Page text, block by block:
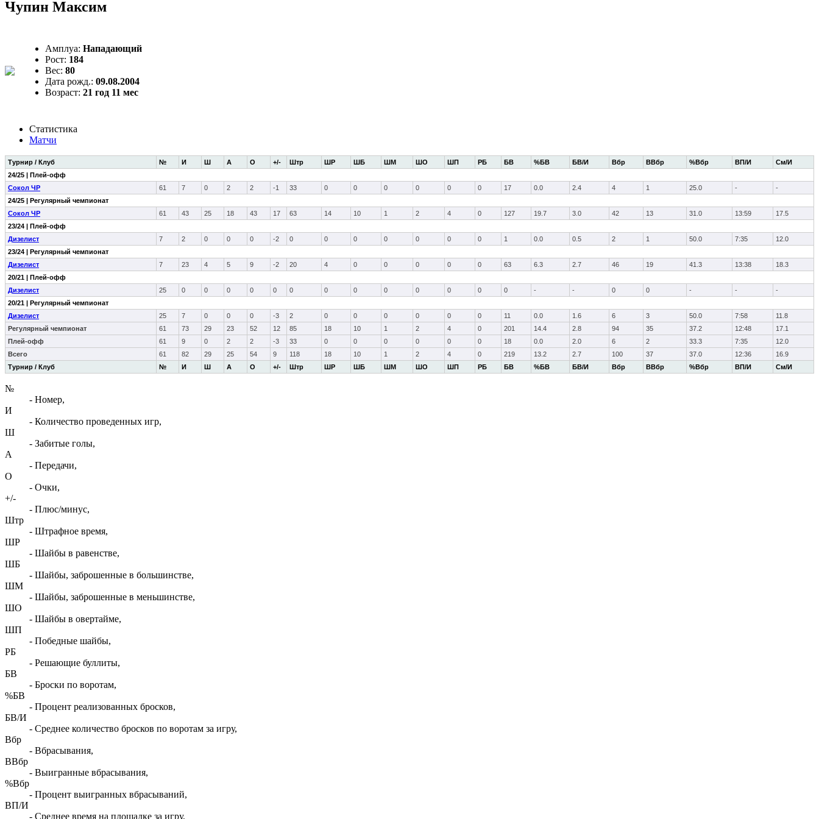
Чупин Максим
Амплуа: Нападающий
Рост: 184
Вес: 80
Дата рожд.: 09.08.2004
Возраст: 21 год 11 мес
Статистика
Матчи
Турнир / Клуб № И Ш А О +/- Штр ШР ШБ ШМ ШО ШП РБ БВ %БВ БВ/И Вбр ВВбр %Вбр ВП/И См/И
Турнир / Клуб № И Ш А О +/- Штр ШР ШБ ШМ ШО ШП РБ БВ %БВ БВ/И Вбр ВВбр %Вбр ВП/И См/И
24/25 | Плей-офф
Сокол ЧР
61 7 0 2 2 -1 33 0 0 0 0 0 0 17 0.0 2.4 4 1 25.0 -
-
24/25 | Регулярный чемпионат
Сокол ЧР
61 43 25 18 43 17 63 14 10 1 2 4 0 127 19.7 3.0 42 13 31.0 13:59
17.5
23/24 | Плей-офф
Дизелист
7 2 0 0 0 -2 0 0 0 0 0 0 0 1 0.0 0.5 2 1 50.0 7:35
12.0
23/24 | Регулярный чемпионат
Дизелист
7 23 4 5 9 -2 20 4 0 0 0 0 0 63 6.3 2.7 46 19 41.3 13:38
18.3
20/21 | Плей-офф
Дизелист
25 0 0 0 0 0 0 0 0 0 0 0 0 0 - - 0 0 - -
-
20/21 | Регулярный чемпионат
Дизелист
25 7 0 0 0 -3 2 0 0 0 0 0 0 11 0.0 1.6 6 3 50.0 7:58
11.8
Регулярный чемпионат
61 73 29 23 52 12 85 18 10 1 2 4 0 201 14.4 2.8 94 35 37.2 12:48
17.1
Плей-офф
61 9 0 2 2 -3 33 0 0 0 0 0 0 18 0.0 2.0 6 2 33.3 7:35
12.0
Всего
61 82 29 25 54 9 118 18 10 1 2 4 0 219 13.2 2.7 100 37 37.0 12:36 16.9
№
- Номер,
И
- Количество проведенных игр,
Ш
- Забитые голы,
А
- Передачи,
О
- Очки,
+/-
- Плюс/минус,
Штр
- Штрафное время,
ШР
- Шайбы в равенстве,
ШБ
- Шайбы, заброшенные в большинстве,
ШМ
- Шайбы, заброшенные в меньшинстве,
ШО
- Шайбы в овертайме,
ШП
- Победные шайбы,
РБ
- Решающие буллиты,
БВ
- Броски по воротам,
%БВ
- Процент реализованных бросков,
БВ/И
- Среднее количество бросков по воротам за игру,
Вбр
- Вбрасывания,
ВВбр
- Выигранные вбрасывания,
%Вбр
- Процент выигранных вбрасываний,
ВП/И
- Среднее время на площадке за игру,